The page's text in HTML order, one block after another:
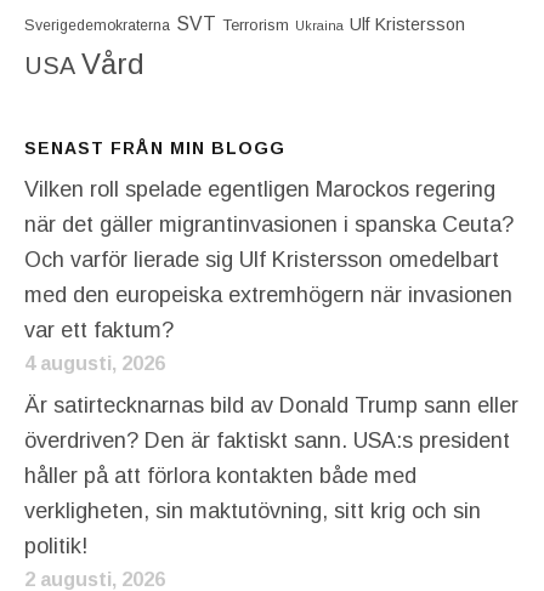
Sverigedemokraterna SVT Terrorism Ukraina Ulf Kristersson
USA Vård
SENAST FRÅN MIN BLOGG
Vilken roll spelade egentligen Marockos regering
när det gäller migrantinvasionen i spanska Ceuta?
Och varför lierade sig Ulf Kristersson omedelbart
med den europeiska extremhögern när invasionen
var ett faktum?
4 augusti, 2026
Är satirtecknarnas bild av Donald Trump sann eller
överdriven? Den är faktiskt sann. USA:s president
håller på att förlora kontakten både med
verkligheten, sin maktutövning, sitt krig och sin
politik!
2 augusti, 2026